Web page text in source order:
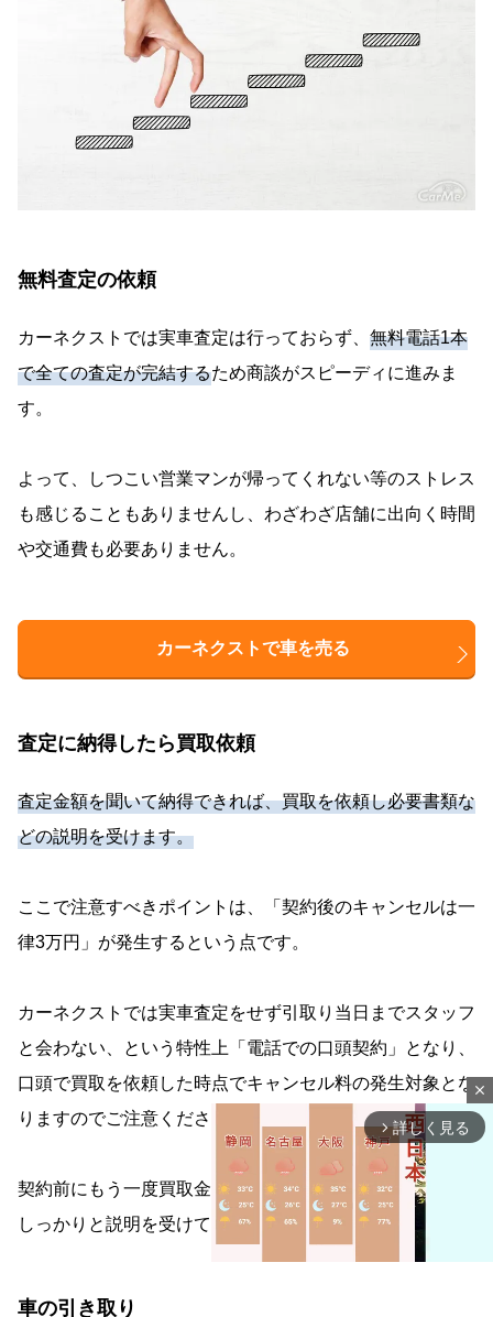
無料査定の依頼
カーネクストでは実車査定は行っておらず、 無料電話1本
で全ての査定が完結するため商談がスピーディに進みま
す。
よって、しつこい営業マンが帰ってくれない等のストレス
も感じることもありませんし、わざわざ店舗に出向く時間
や交通費も必要ありません。
カーネクストで車を売る
査定に納得したら買取依頼
査定金額を聞いて納得できれば、買取を依頼し必要書類な
どの説明を受けます。
ここで注意すべきポイントは、「契約後のキャンセルは一
律3万円」が発生するという点です。
カーネクストでは実車査定をせず引取り当日までスタッフ
と会わない、という特性上「電話での口頭契約」となり、
口頭で買取を依頼した時点でキャンセル料の発生対象とな
りますのでご注意ください。
契約前にもう一度買取金額や引取り方法について確認し、
しっかりと説明を受けてから買取を依頼しましょう。
車の引き取り
close
arrow_forward_ios 詳しく見る